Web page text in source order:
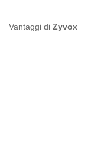
Vantaggi di Zyvox